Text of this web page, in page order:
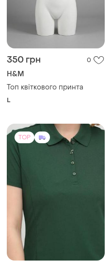
350 грн 0
H&M
Топ квіткового принта
L
TOP